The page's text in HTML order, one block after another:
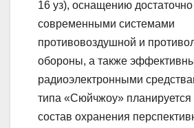
16 уз), оснащению достаточно
современными системами
противовоздушной и
обороны, а также
радиоэлектронными
типа «Сюйчжоу» планируется
состав охранения